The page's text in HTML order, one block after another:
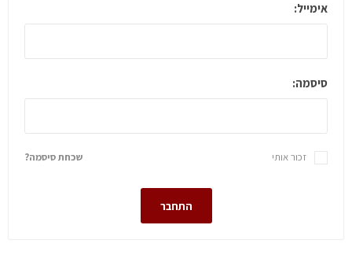
אימייל:
סיסמה:
שכחת סיסמה? זכור אותי
התחבר